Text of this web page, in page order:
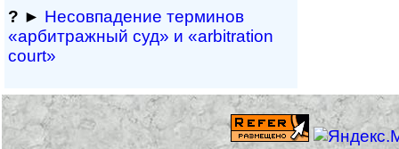
? ► Несовпадение терминов
«арбитражный суд» и «arbitration
court»